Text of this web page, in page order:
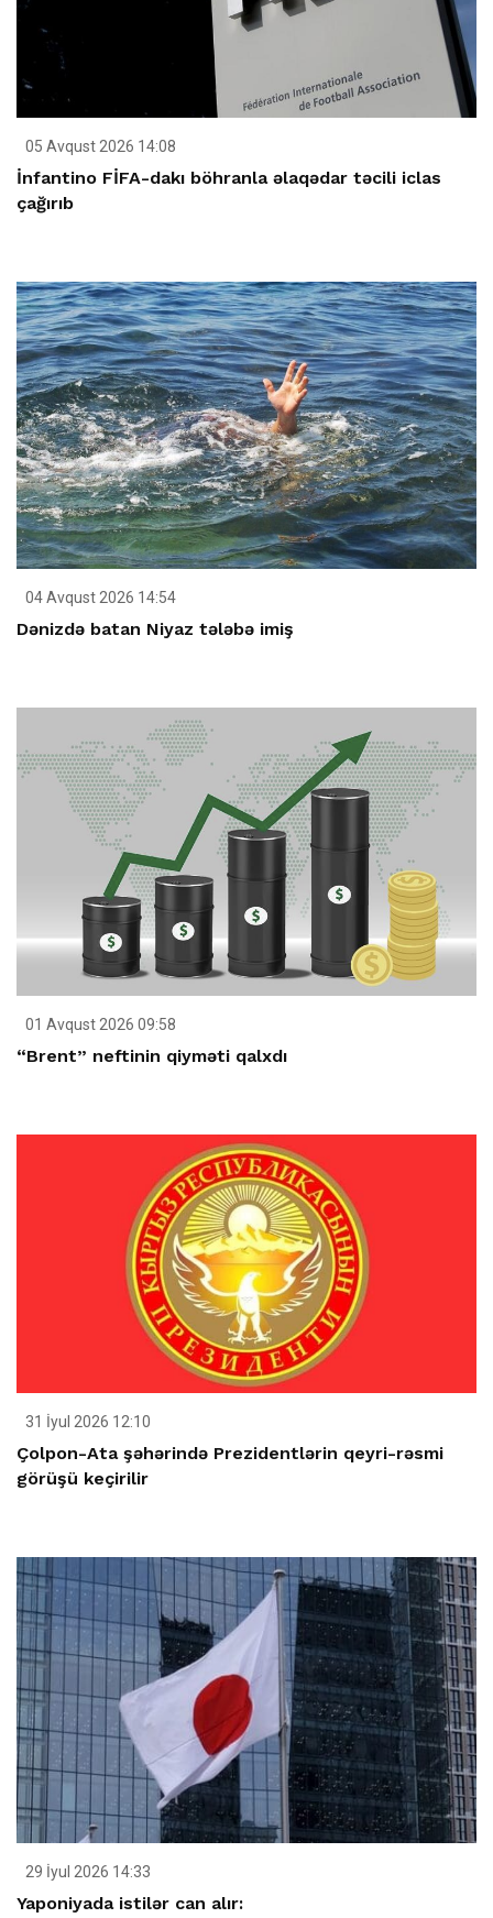
05 Avqust 2026 14:08
İnfantino FİFA-dakı böhranla əlaqədar təcili iclas
çağırıb
04 Avqust 2026 14:54
Dənizdə batan Niyaz tələbə imiş
01 Avqust 2026 09:58
“Brent” neftinin qiyməti qalxdı
31 İyul 2026 12:10
Çolpon-Ata şəhərində Prezidentlərin qeyri-rəsmi
görüşü keçirilir
29 İyul 2026 14:33
Yaponiyada istilər can alır: